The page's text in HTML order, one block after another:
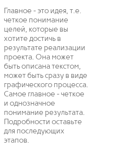
Главное - это идея, т.е.
четкое понимание
целей, которые вы
хотите достичь в
результате реализации
проекта. Она может
быть описана текстом,
может быть сразу в виде
графического процесса.
Самое главное - четкое
и однозначное
понимание результата.
Подробности оставьте
для последующих
этапов.